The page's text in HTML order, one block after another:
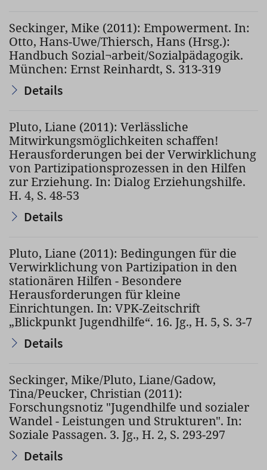
Seckinger, Mike (2011): Empowerment. In:
Otto, Hans-Uwe/Thiersch, Hans (Hrsg.):
Handbuch Sozial¬arbeit/Sozialpädagogik.
München: Ernst Reinhardt, S. 313-319
Details
Pluto, Liane (2011): Verlässliche
Mitwirkungsmöglichkeiten schaffen!
Herausforderungen bei der Verwirklichung
von Partizipationsprozessen in den Hilfen
zur Erziehung. In: Dialog Erziehungshilfe.
H. 4, S. 48-53
Details
Pluto, Liane (2011): Bedingungen für die
Verwirklichung von Partizipation in den
stationären Hilfen - Besondere
Herausforderungen für kleine
Einrichtungen. In: VPK-Zeitschrift
„Blickpunkt Jugendhilfe“. 16. Jg., H. 5, S. 3-7
Details
Seckinger, Mike/Pluto, Liane/Gadow,
Tina/Peucker, Christian (2011):
Forschungsnotiz "Jugendhilfe und sozialer
Wandel - Leistungen und Strukturen". In:
Soziale Passagen. 3. Jg., H. 2, S. 293-297
Details